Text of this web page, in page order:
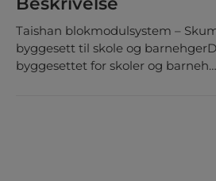
Taishan blokmodulsystem –
byggesett til skole og
byggesettet for skoler og barneh…